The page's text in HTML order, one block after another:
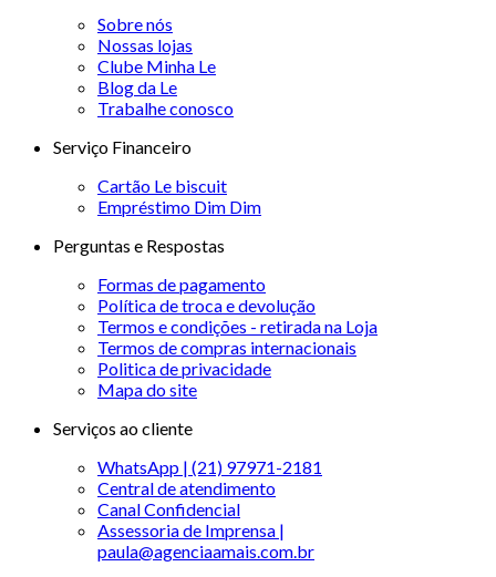
Sobre nós
Nossas lojas
Clube Minha Le
Blog da Le
Trabalhe conosco
Serviço Financeiro
Cartão Le biscuit
Empréstimo Dim Dim
Perguntas e Respostas
Formas de pagamento
Política de troca e devolução
Termos e condições - retirada na Loja
Termos de compras internacionais
Politica de privacidade
Mapa do site
Serviços ao cliente
WhatsApp | (21) 97971-2181
Central de atendimento
Canal Confidencial
Assessoria de Imprensa |
paula@agenciaamais.com.br